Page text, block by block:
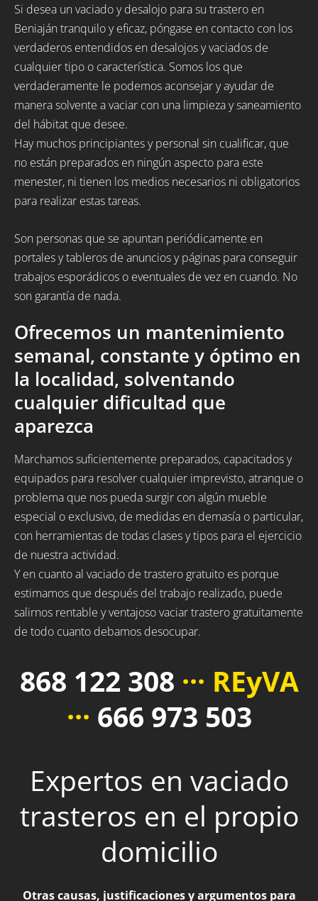
Si desea un vaciado y desalojo para su trastero en
Beniaján tranquilo y eficaz, póngase en contacto con los
verdaderos entendidos en desalojos y vaciados de
cualquier tipo o característica. Somos los que
verdaderamente le podemos aconsejar y ayudar de
manera solvente a vaciar con una limpieza y saneamiento
del hábitat que desee.
Hay muchos principiantes y personal sin cualificar, que
no están preparados en ningún aspecto para este
menester, ni tienen los medios necesarios ni obligatorios
para realizar estas tareas.
Son personas que se apuntan periódicamente en
portales y tableros de anuncios y páginas para conseguir
trabajos esporádicos o eventuales de vez en cuando. No
son garantía de nada.
Ofrecemos un mantenimiento
semanal, constante y óptimo en
la localidad, solventando
cualquier dificultad que
aparezca
Marchamos suficientemente preparados, capacitados y
equipados para resolver cualquier imprevisto, atranque o
problema que nos pueda surgir con algún mueble
especial o exclusivo, de medidas en demasía o particular,
con herramientas de todas clases y tipos para el ejercicio
de nuestra actividad.
Y en cuanto al vaciado de trastero gratuito es porque
estimamos que después del trabajo realizado, puede
salirnos rentable y ventajoso vaciar trastero gratuitamente
de todo cuanto debamos desocupar.
868 122 308 ··· REyVA
··· 666 973 503
Expertos en vaciado
trasteros en el propio
domicilio
Otras causas, justificaciones y argumentos para